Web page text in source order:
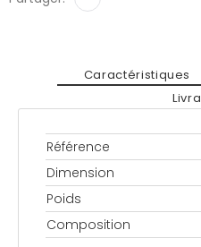
Caractéristiques
Référence
Dimension
Poids
Composition